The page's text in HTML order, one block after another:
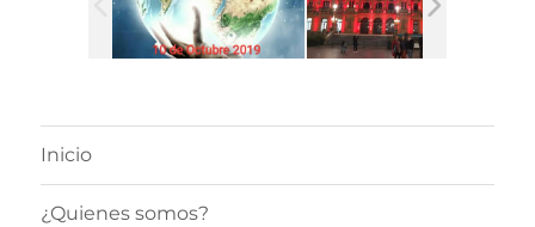
Inicio
¿Quienes somos?